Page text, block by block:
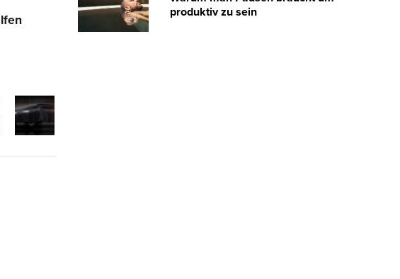
produktiv zu sein